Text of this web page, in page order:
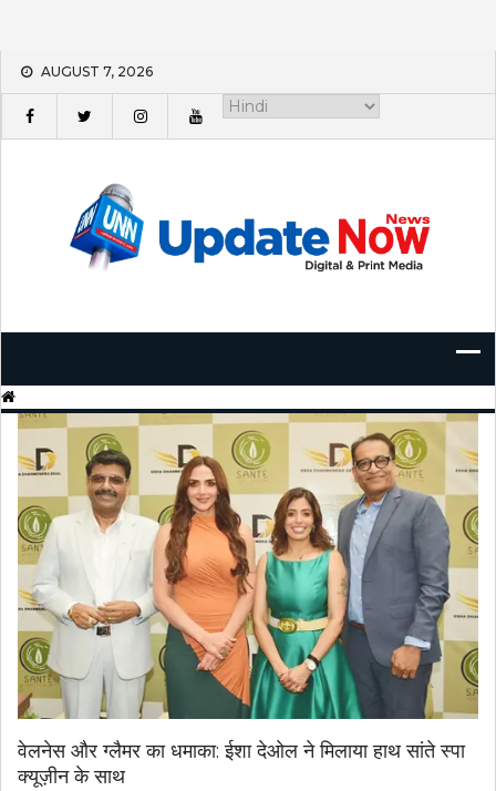
Skip
content
AUGUST 7, 2026
वेलनेस और ग्लैमर का धमाका: ईशा देओल ने मिलाया हाथ सांते स्पा
क्यूज़ीन के साथ